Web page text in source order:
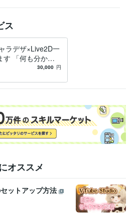
ください。基本24時間以内にご返信いた
応可です。平日：21:00以降の返信になる
イナー
イラストレーター 経験年数 : 4年
キャラクターモデラー 経験年数 : 4年
開発 経験年数 : 15年
: 2018年
ツール
Illustrator:28年
Adobe After Effects:15年
ス
ラデザ×Live2D一
す 「何も分から
で大丈夫。デビュ
30,000 円
オススメ
ットアップ方法